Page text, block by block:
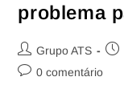
problema
Grupo ATS
0 comentário